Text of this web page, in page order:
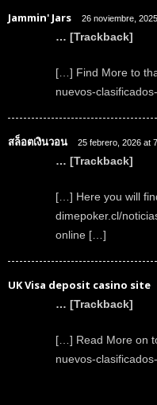
Jammin' Jars 26 noviembre,
… [Trackback]
[…] Find More to
nuevos-
สล็อตเงินวอน 25 febrero, 2026 at
… [Trackback]
[…] Here you will
dimepoker.cl/
online […]
UK Visa deposit casino site
… [Trackback]
[…] Read More on
nuevos-